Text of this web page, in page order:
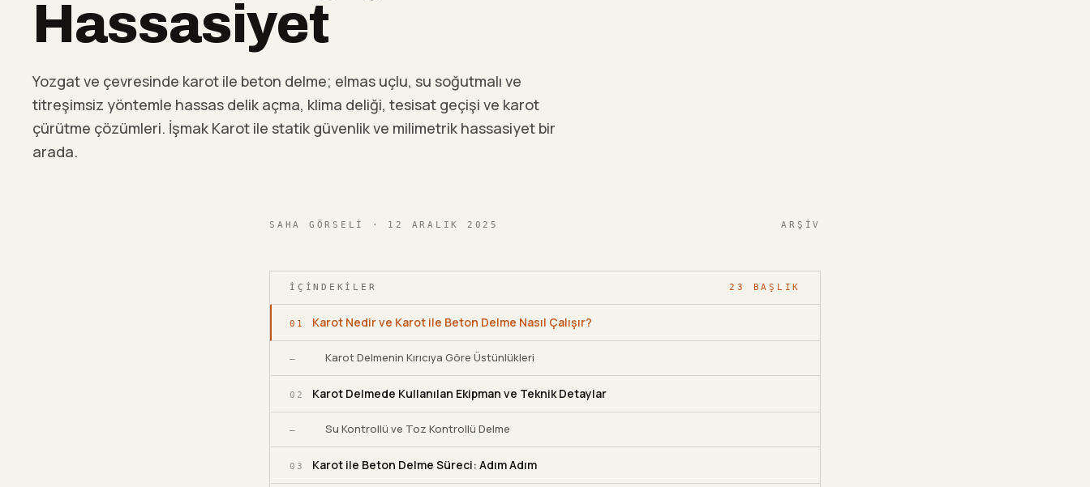
Hassasiyet
Yozgat ve çevresinde karot ile beton delme; elmas uçlu, su soğutmalı ve
titreşimsiz yöntemle hassas delik açma, klima deliği, tesisat geçişi ve karot
çürütme çözümleri. İşmak Karot ile statik güvenlik ve milimetrik hassasiyet bir
arada.
SAHA GÖRSELI · 12 ARALIK 2025 ARŞIV
İÇINDEKILER 23 BAŞLIK
01 Karot Nedir ve Karot ile Beton Delme Nasıl Çalışır?
— Karot Delmenin Kırıcıya Göre Üstünlükleri
02 Karot Delmede Kullanılan Ekipman ve Teknik Detaylar
— Su Kontrollü ve Toz Kontrollü Delme
03 Karot ile Beton Delme Süreci: Adım Adım